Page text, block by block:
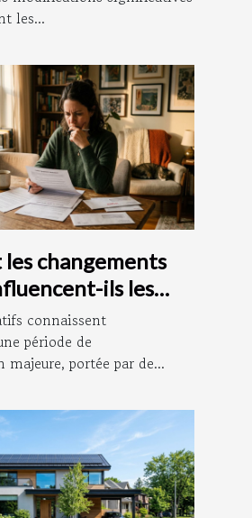
les...
changements
ils les
?
connaissent
période de
portée par de...